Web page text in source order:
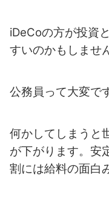
iDeCoの方が投資
すいのかもしませ
公務員って大変で
何かしてしまうと
が下がります。 安
割には給料の面白